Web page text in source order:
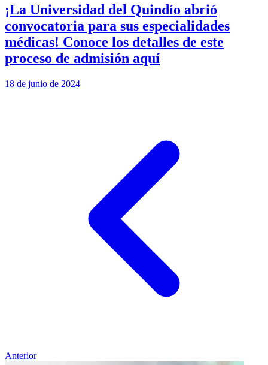
¡La Universidad del Quindío abrió
convocatoria para sus especialidades
médicas! Conoce los detalles de este
proceso de admisión aquí
18 de junio de 2024
Anterior